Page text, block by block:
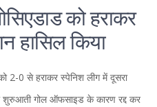
को हराकर
हासिल किया
को 2-0 से हराकर स्पेनिश लीग में दूसरा
शुरुआती गोल ऑफसाइड के कारण रद्द कर